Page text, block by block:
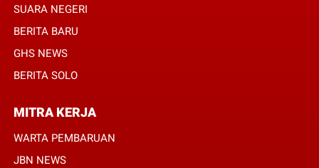
SUARA NEGERI
BERITA BARU
GHS NEWS
BERITA SOLO
MITRA KERJA
WARTA PEMBARUAN
JBN NEWS